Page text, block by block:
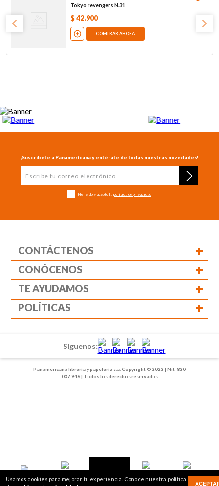
Usamos cookies para mejorar tu experiencia. Conoce nuestra política
Inicio
Tokyo revengers N.31
$ 42.900
COMPRAR AHORA
¡Suscríbete a Panamericana y entérate de todas nuestras novedades!
He leído y acepto la política de privacidad
CONTÁCTENOS +
CONÓCENOS +
TE AYUDAMOS +
POLÍTICAS +
Panamericana librería y papelería s.a. Copyright © 2023 | Nit: 830
037 946 | Todos los derechos reservados
Siguenos:
2